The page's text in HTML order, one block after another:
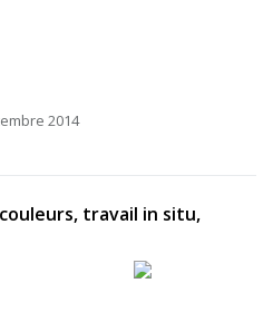
2014
travail in situ,